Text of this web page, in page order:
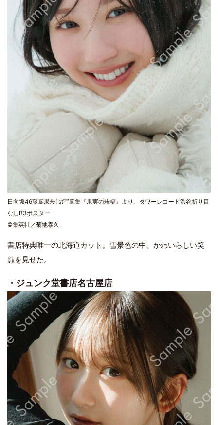
日向坂46藤嶌果歩1st写真集『果実の歩幅』より、タワーレコード渋谷折り目
なしB3ポスター
©集英社／菊地泰久
書店特典唯一の北海道カット。雪景色の中、かわいらしい笑
顔を見せた。
・ジュンク堂書店名古屋店